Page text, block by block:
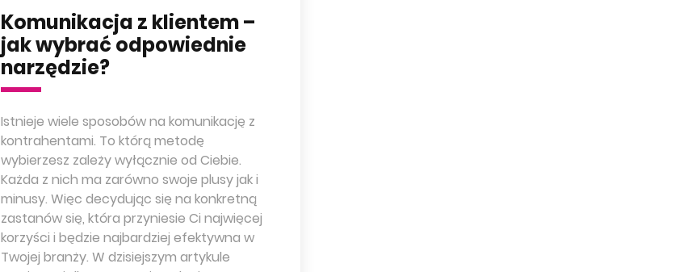
Komunikacja z klientem –
jak wybrać odpowiednie
narzędzie?
Istnieje wiele sposobów na komunikację z
kontrahentami. To którą metodę
wybierzesz zależy wyłącznie od Ciebie.
Każda z nich ma zarówno swoje plusy jak i
minusy. Więc decydując się na konkretną
zastanów się, która przyniesie Ci najwięcej
korzyści i będzie najbardziej efektywna w
Twojej branży. W dzisiejszym artykule